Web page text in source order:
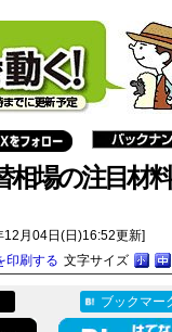
相場の注目材
月04日(日)16:52更新]
文字サイズ
印刷する
ブックマー